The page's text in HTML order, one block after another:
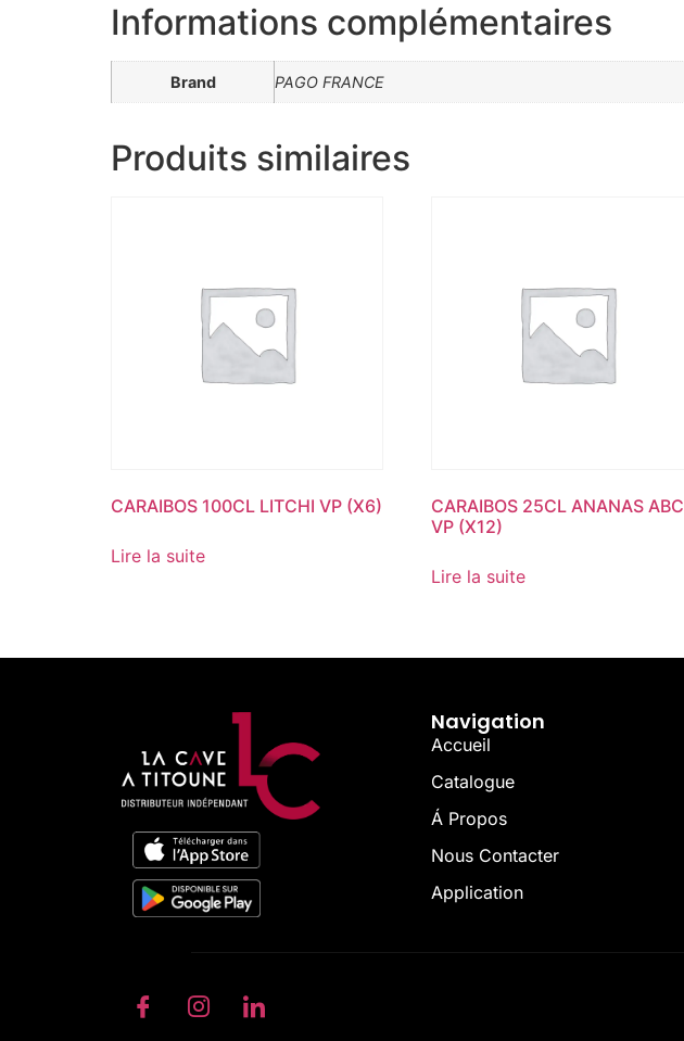
Informations complémentaires
Brand PAGO FRANCE
Produits similaires
CARAIBOS 100CL LITCHI VP (X6)
Lire la suite
CARAIBOS 25CL ANANAS ABC
VP (X12)
Lire la suite
Navigation
Accueil
Catalogue
Á Propos
Nous Contacter
Application